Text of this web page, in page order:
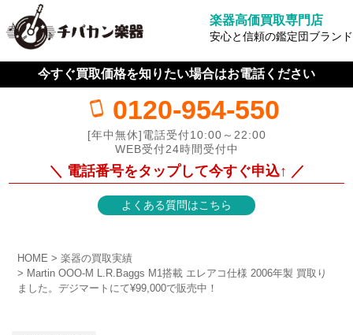
楽器高価買取専門店
安心と信頼の鑑定団ブランド
今すぐ買取価格を知りたい場合はお電話ください
0120-954-550
[年中無休]電話受付10:00～22:00
WEB受付24時間受付中
＼ 電話番号をタップして今すぐ申込↑ ／
よくある質問はこちら
HOME
楽器の買取実績
Martin OOO-M L.R.Baggs M1搭載 エレアコ仕様 2006年製 買取り
ました。デジマートにて¥99,000で販売中！